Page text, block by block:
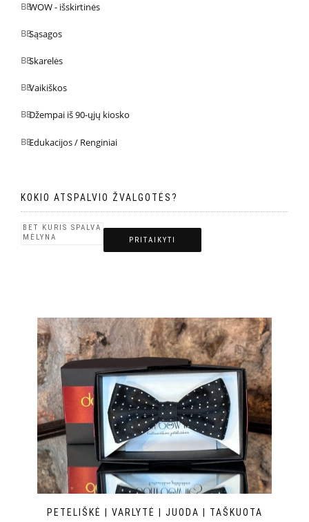
WOW - išskirtinės
Sąsagos
Skarelės
Vaikiškos
Džempai iš 90-ųjų kiosko
Edukacijos / Renginiai
KOKIO ATSPALVIO ŽVALGOTĖS?
PRITAIKYTI
PETELIŠKĖ | VARLYTĖ | JUODA | TAŠKUOTA